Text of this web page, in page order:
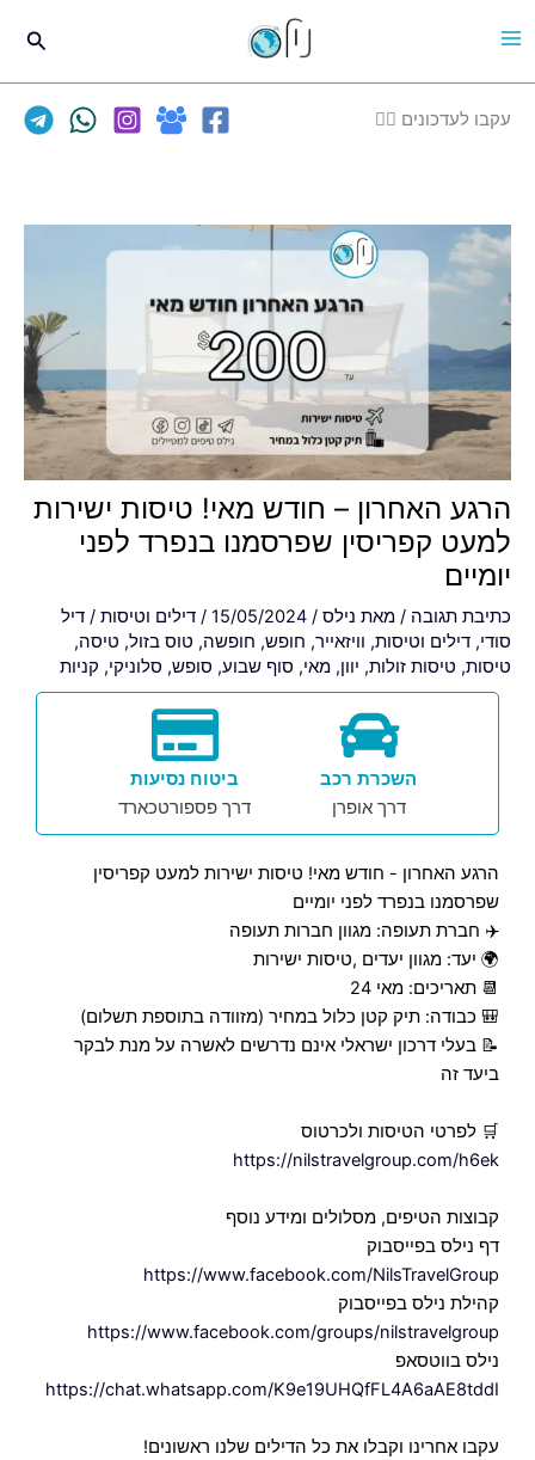
לתוכן
עקבו לעדכונים 👈🏽
הרגע האחרון – חודש מאי! טיסות ישירות
למעט קפריסין שפרסמנו בנפרד לפני
יומיים
כתיבת תגובה / מאת נילס /
15/05/2024
/ דילים וטיסות / דיל
סודי, דילים וטיסות, וויזאייר, חופש, חופשה, טוס בזול, טיסה,
טיסות, טיסות זולות, יוון, מאי, סוף שבוע, סופש, סלוניקי, קניות
השכרת רכב
דרך אופרן
ביטוח נסיעות
דרך פספורטכארד
הרגע האחרון - חודש מאי! טיסות ישירות למעט קפריסין
שפרסמנו בנפרד לפני יומיים
✈️ חברת תעופה: מגוון חברות תעופה
🌍 יעד: מגוון יעדים ,טיסות ישירות
📆 תאריכים: מאי 24
🎒 כבודה: תיק קטן כלול במחיר (מזוודה בתוספת תשלום)
📝 בעלי דרכון ישראלי אינם נדרשים לאשרה על מנת לבקר
ביעד זה
🛒 לפרטי הטיסות ולכרטוס
https://nilstravelgroup.com/h6ek
קבוצות הטיפים, מסלולים ומידע נוסף
דף נילס בפייסבוק
https://www.facebook.com/NilsTravelGroup
קהילת נילס בפייסבוק
https://www.facebook.com/groups/nilstravelgroup
נילס בווטסאפ
https://chat.whatsapp.com/K9e19UHQfFL4A6aAE8tddI
עקבו אחרינו וקבלו את כל הדילים שלנו ראשונים!